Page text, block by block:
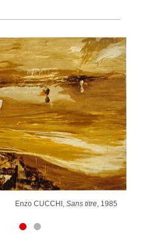
Enzo CUCCHI, Sans titre, 1985